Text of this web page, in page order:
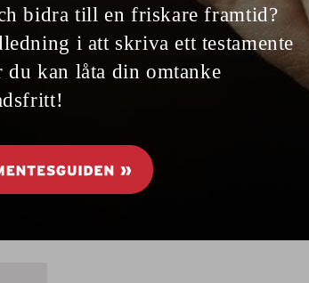
och sexolog.
eller skicka ett brev till
Box 22574, 104 22 Stockholm
Malena Ivarsson